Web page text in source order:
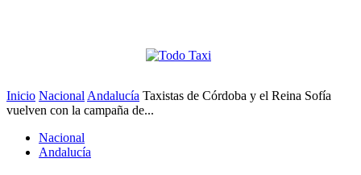
Inicio Nacional Andalucía Taxistas de Córdoba y el Reina Sofía
vuelven con la campaña de...
Nacional
Andalucía